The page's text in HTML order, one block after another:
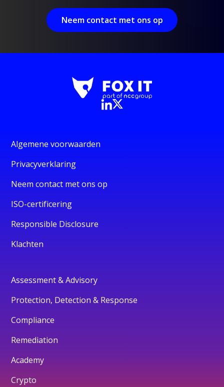
Neem contact met ons op
Algemene voorwaarden
Privacyverklaring
Neem contact met ons op
ISO-certificering
Responsible Disclosure
Klachten
Assessment & Advisory
Protection, Detection & Response
Compliance
Remediation
Academy
Crypto